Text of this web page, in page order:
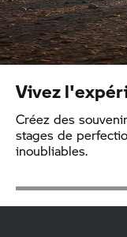
Vivez
Créez des
stages de
inoubliables.